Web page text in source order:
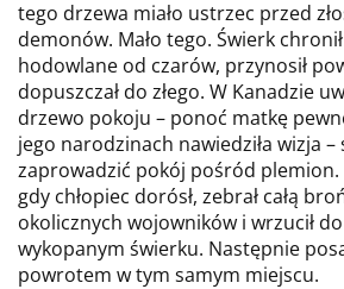
tego drzewa miało ustrzec przed
demonów. Mało tego. Świerk
hodowlane od czarów, przynosił
dopuszczał do złego. W Kanadzie
drzewo pokoju – ponoć matkę
jego narodzinach nawiedziła wizja –
zaprowadzić pokój pośród plemion.
gdy chłopiec dorósł, zebrał całą
okolicznych wojowników i wrzucił
wykopanym świerku. Następnie
powrotem w tym samym miejscu.